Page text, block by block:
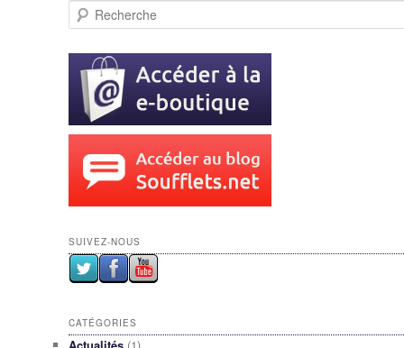
Recherche
SUIVEZ-NOUS
CATÉGORIES